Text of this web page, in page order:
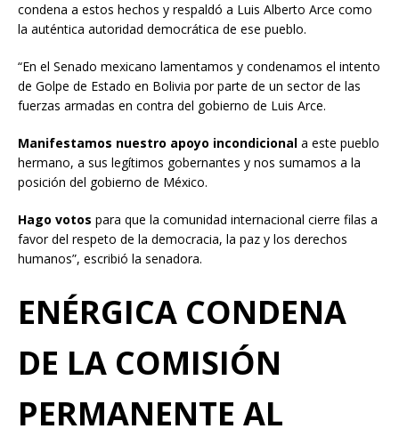
condena a estos hechos y respaldó a Luis Alberto Arce como
la auténtica autoridad democrática de ese pueblo.
“En el Senado mexicano lamentamos y condenamos el intento
de Golpe de Estado en Bolivia por parte de un sector de las
fuerzas armadas en contra del gobierno de Luis Arce.
Manifestamos nuestro apoyo incondicional a este pueblo
hermano, a sus legítimos gobernantes y nos sumamos a la
posición del gobierno de México.
Hago votos para que la comunidad internacional cierre filas a
favor del respeto de la democracia, la paz y los derechos
humanos”, escribió la senadora.
ENÉRGICA CONDENA
DE LA COMISIÓN
PERMANENTE AL